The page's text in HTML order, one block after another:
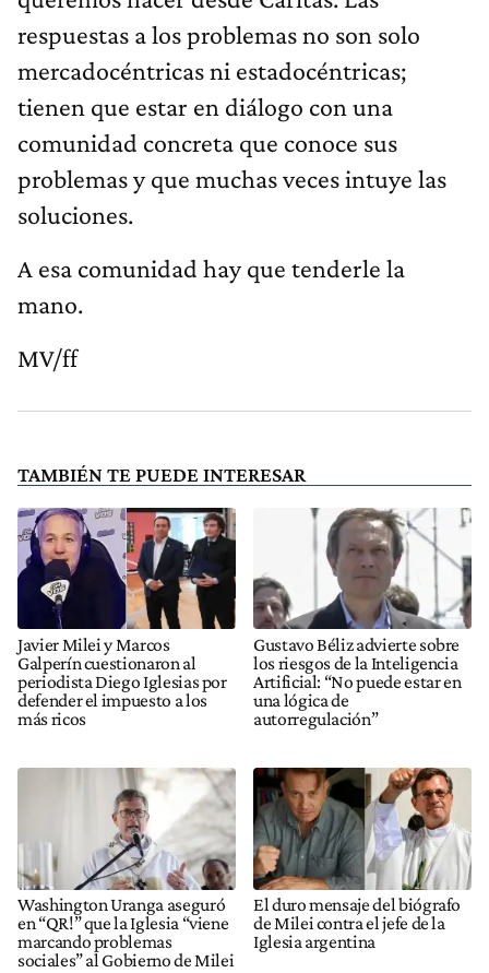
respuestas a los problemas no son solo
mercadocéntricas ni estadocéntricas;
tienen que estar en diálogo con una
comunidad concreta que conoce sus
problemas y que muchas veces intuye las
soluciones.
A esa comunidad hay que tenderle la
mano.
MV/ff
TAMBIÉN TE PUEDE INTERESAR
Javier Milei y Marcos
Galperín cuestionaron al
periodista Diego Iglesias por
defender el impuesto a los
más ricos
Gustavo Béliz advierte sobre
los riesgos de la Inteligencia
Artificial: “No puede estar en
una lógica de
autorregulación”
Washington Uranga aseguró
en “QR!” que la Iglesia “viene
marcando problemas
sociales” al Gobierno de Milei
El duro mensaje del biógrafo
de Milei contra el jefe de la
Iglesia argentina